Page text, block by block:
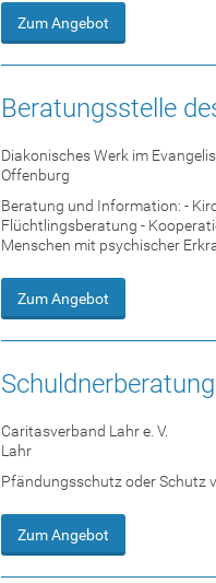
Zum Angebot
Beratungsstelle
Diakonisches Werk im
Offenburg
Beratung und Information: -
Flüchtlingsberatung -
Menschen mit psychischer
Zum Angebot
Schuldnerberatung
Caritasverband Lahr e. V.
Lahr
Pfändungsschutz oder Schutz
Zum Angebot